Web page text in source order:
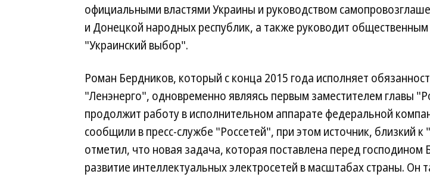
официальными властями Украины и руководством
и Донецкой народных республик, а также руководит
"Украинский выбор".
Роман Бердников, который с конца 2015 года исполняет
"Ленэнерго", одновременно являясь первым заместителем главы
продолжит работу в исполнительном аппарате федеральной
сообщили в пресс-службе "Россетей", при этом источник, близкий к
отметил, что новая задача, которая поставлена перед
развитие интеллектуальных электросетей в масштабах страны. Он